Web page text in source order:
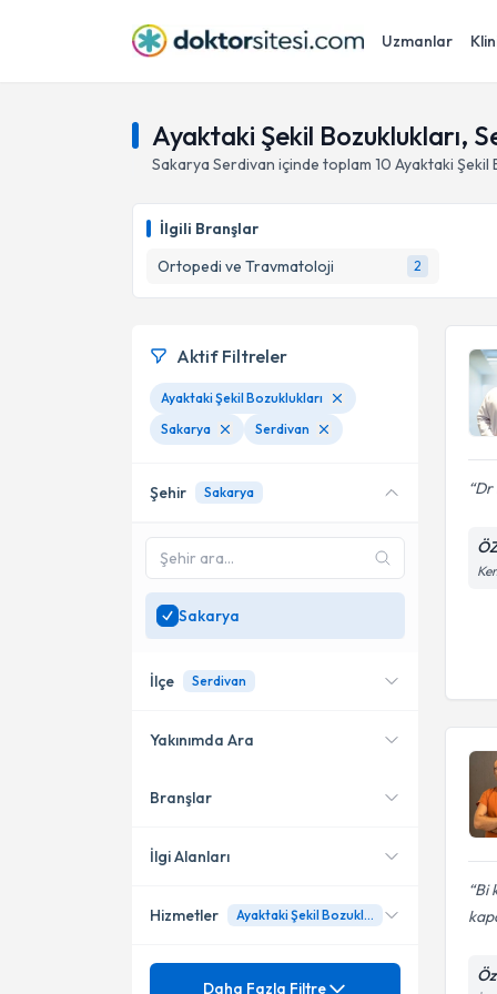
Uzmanlar
Ayaktaki Şekil Bozuklukları,
Sakarya Serdivan içinde toplam 10 Ayaktaki Şekil
İlgili Branşlar
Ortopedi ve Travmatoloji
2
Dr
Bi
Aktif Filtreler
Ayaktaki Şekil Bozuklukları
Sakarya
Serdivan
Şehir Sakarya
Sakarya
İlçe Serdivan
Serdivan
Yakınımda Ara
Konumuma yakın uzmanları
Branşlar
Ortopedi ve Travmatoloji
İlgi Alanları
Ayak Bileği Artroskopisi
Hizmetler Ayaktaki Şekil Bozuklukları
Mezuniyet
Daha Fazla Filtre